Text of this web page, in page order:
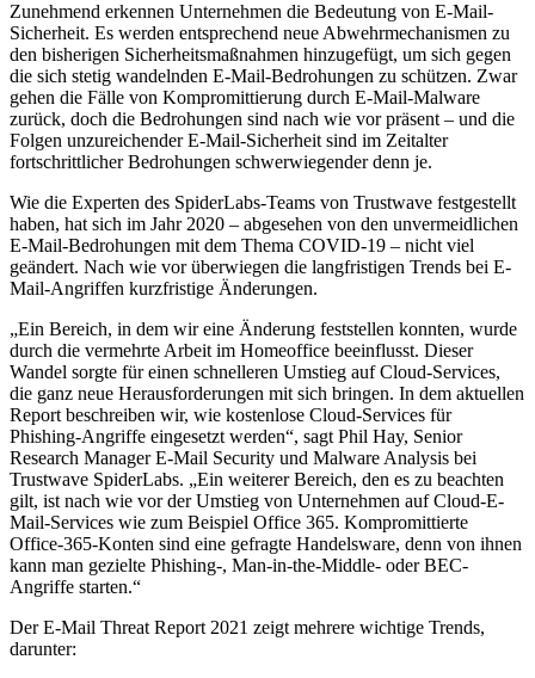
Zunehmend erkennen Unternehmen die Bedeutung von E-Mail-
Sicherheit. Es werden entsprechend neue Abwehrmechanismen zu
den bisherigen Sicherheitsmaßnahmen hinzugefügt, um sich gegen
die sich stetig wandelnden E-Mail-Bedrohungen zu schützen. Zwar
gehen die Fälle von Kompromittierung durch E-Mail-Malware
zurück, doch die Bedrohungen sind nach wie vor präsent – und die
Folgen unzureichender E-Mail-Sicherheit sind im Zeitalter
fortschrittlicher Bedrohungen schwerwiegender denn je.
Wie die Experten des SpiderLabs-Teams von Trustwave festgestellt
haben, hat sich im Jahr 2020 – abgesehen von den unvermeidlichen
E-Mail-Bedrohungen mit dem Thema COVID-19 – nicht viel
geändert. Nach wie vor überwiegen die langfristigen Trends bei E-
Mail-Angriffen kurzfristige Änderungen.
„Ein Bereich, in dem wir eine Änderung feststellen konnten, wurde
durch die vermehrte Arbeit im Homeoffice beeinflusst. Dieser
Wandel sorgte für einen schnelleren Umstieg auf Cloud-Services,
die ganz neue Herausforderungen mit sich bringen. In dem aktuellen
Report beschreiben wir, wie kostenlose Cloud-Services für
Phishing-Angriffe eingesetzt werden“, sagt Phil Hay, Senior
Research Manager E-Mail Security und Malware Analysis bei
Trustwave SpiderLabs. „Ein weiterer Bereich, den es zu beachten
gilt, ist nach wie vor der Umstieg von Unternehmen auf Cloud-E-
Mail-Services wie zum Beispiel Office 365. Kompromittierte
Office-365-Konten sind eine gefragte Handelsware, denn von ihnen
kann man gezielte Phishing-, Man-in-the-Middle- oder BEC-
Angriffe starten.“
Der E-Mail Threat Report 2021 zeigt mehrere wichtige Trends,
darunter: